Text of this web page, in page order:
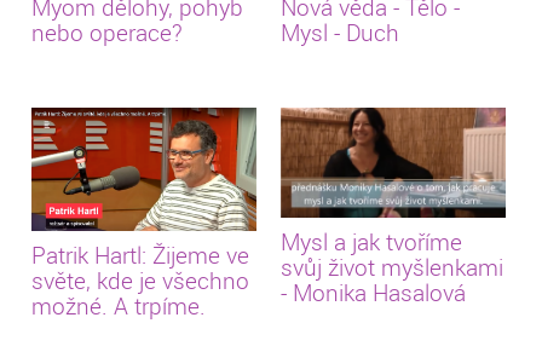
Myom dělohy, pohyb
nebo operace?
Nová věda - Tělo -
Mysl - Duch
Patrik Hartl: Žijeme ve
světe, kde je všechno
možné. A trpíme.
Mysl a jak tvoříme
svůj život myšlenkami
- Monika Hasalová